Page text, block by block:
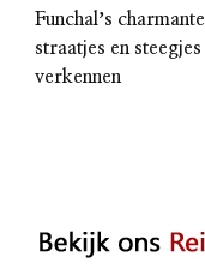
Funchalʼs charmante
straatjes en steegjes
verkennen